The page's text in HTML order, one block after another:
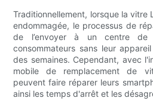
Traditionnellement, lorsque la vitre
endommagée, le processus de
de l’envoyer à un centre de
consommateurs sans leur
des semaines. Cependant, avec
mobile de remplacement de
peuvent faire réparer leurs
ainsi les temps d'arrêt et les